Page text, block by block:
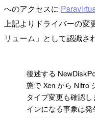
へのアクセスに
上記よりドライバーの変
リューム」として認識さ
後述する
態で Xen から Nitro
タイプ変更も確認
インになる事象は発